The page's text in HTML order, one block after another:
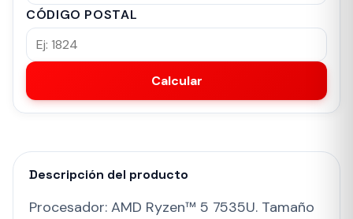
CÓDIGO POSTAL
Calcular
Descripción del producto
Procesador: AMD Ryzen™ 5 7535U. Tamaño